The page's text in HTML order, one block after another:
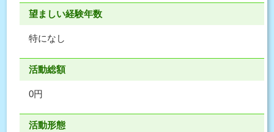
望ましい経験年数
特になし
活動総額
0円
活動形態